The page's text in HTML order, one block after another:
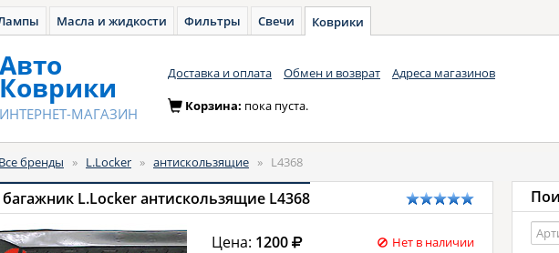
Масла и жидкости Фильтры Свечи Коврики
Авто
Коврики
ИНТЕРНЕТ-МАГАЗИН
Доставка и оплата Обмен и возврат Адреса магазинов
Корзина: пока пуста.
Все бренды » L.Locker » антискользящие » L4368
L.Locker антискользящие L4368
Цена: 1200 Нет в наличии